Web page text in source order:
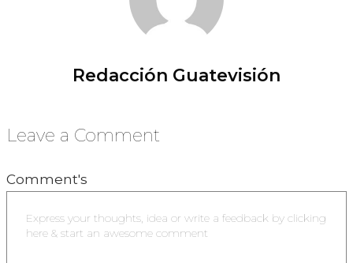
Redacción Guatevisión
Leave a Comment
Comment's